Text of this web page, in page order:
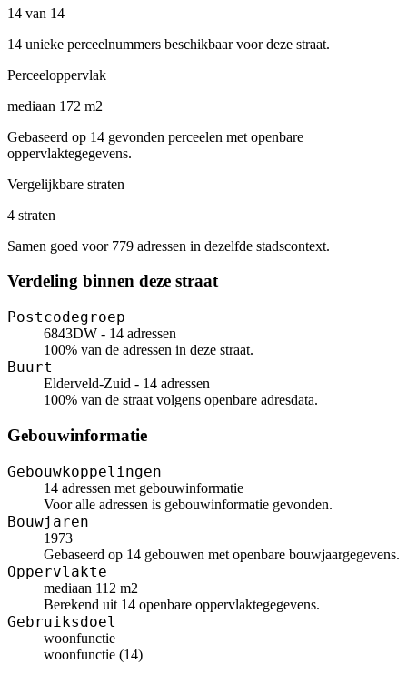
14 van 14
14 unieke perceelnummers beschikbaar voor deze straat.
Perceeloppervlak
mediaan 172 m2
Gebaseerd op 14 gevonden perceelen met openbare
oppervlaktegegevens.
Vergelijkbare straten
4 straten
Samen goed voor 779 adressen in dezelfde stadscontext.
Verdeling binnen deze straat
Postcodegroep
6843DW - 14 adressen
100% van de adressen in deze straat.
Buurt
Elderveld-Zuid - 14 adressen
100% van de straat volgens openbare adresdata.
Gebouwinformatie
Gebouwkoppelingen
14 adressen met gebouwinformatie
Voor alle adressen is gebouwinformatie gevonden.
Bouwjaren
1973
Gebaseerd op 14 gebouwen met openbare bouwjaargegevens.
Oppervlakte
mediaan 112 m2
Berekend uit 14 openbare oppervlaktegegevens.
Gebruiksdoel
woonfunctie
woonfunctie (14)